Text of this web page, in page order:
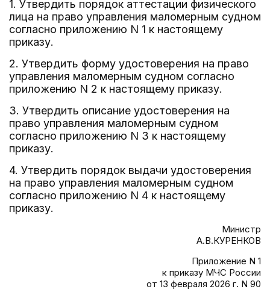
1. Утвердить порядок аттестации физического
лица на право управления маломерным судном
согласно приложению N 1 к настоящему
приказу.
2. Утвердить форму удостоверения на право
управления маломерным судном согласно
приложению N 2 к настоящему приказу.
3. Утвердить описание удостоверения на
право управления маломерным судном
согласно приложению N 3 к настоящему
приказу.
4. Утвердить порядок выдачи удостоверения
на право управления маломерным судном
согласно приложению N 4 к настоящему
приказу.
Министр
А.В.КУРЕНКОВ
Приложение N 1
к приказу МЧС России
от 13 февраля 2026 г. N 90